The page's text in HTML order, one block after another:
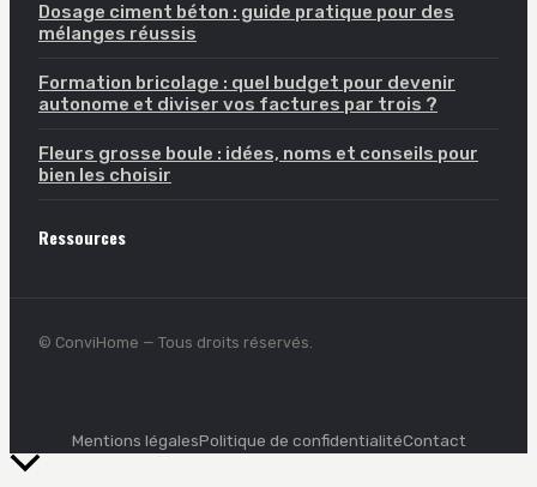
Dosage ciment béton : guide pratique pour des
mélanges réussis
Formation bricolage : quel budget pour devenir
autonome et diviser vos factures par trois ?
Fleurs grosse boule : idées, noms et conseils pour
bien les choisir
Ressources
© ConviHome — Tous droits réservés.
Mentions légalesPolitique de confidentialitéContact